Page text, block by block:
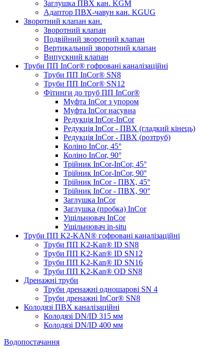
Заглушка ПВХ кан. KGM
Адаптор ПВХ-чавун кан. KGUG
Зворотний клапан кан.
Зворотний клапан
Подвійний зворотний клапан
Вертикальний зворотний клапан
Випускний клапан
Труби ПП InCor® гофровані каналізаційні
Труби ПП InCor® SN8
Труби ПП InCor® SN12
Фітинги до труб ПП InCor®
Муфта InCor з упором
Муфта InCor насувна
Редукція InCor-InCor
Редукція InCor - ПВХ (гладкий кінець)
Редукція InCor - ПВХ (розтруб)
Коліно InCor, 45°
Коліно InCor, 90°
Трійник InCor-InCor, 45°
Трійник InCor-InCor, 90°
Трійник InCor - ПВХ, 45°
Трійник InCor - ПВХ, 90°
Заглушка InCor
Заглушка (пробка) InCor
Ущільнювач InCor
Ущільнювач in-situ
Труби ПП K2-KAN® гоф­ровані каналізаційні
Труби ПП K2-Kan® ID SN8
Труби ПП K2-Kan® ID SN12
Труби ПП K2-Kan® ID SN16
Труби ПП K2-Kan® OD SN8
Дренажні труби
Труби дренажні одношарові SN 4
Труби дренажні InCor® SN8
Колодязі ПВХ каналізаційні
Колодязі DN/ID 315 мм
Колодязі DN/ID 400 мм
Водопостачання